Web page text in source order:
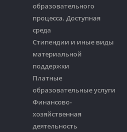
образовательного
процесса. Доступная
среда
Стипендии и иные виды
материальной
поддержки
Платные
образовательные услуги
Финансово-
хозяйственная
деятельность